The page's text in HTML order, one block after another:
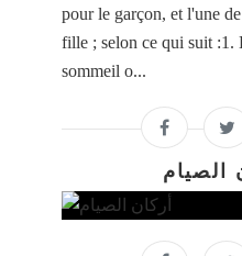
pour le garçon, et l'une
fille ; selon ce qui suit :1.
sommeil o...
الصيام